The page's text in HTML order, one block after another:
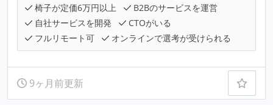
椅子が定価6万円以上
B2Bのサービスを運営
自社サービスを開発
CTOがいる
フルリモート可
オンラインで選考が受けられる
9ヶ月前更新